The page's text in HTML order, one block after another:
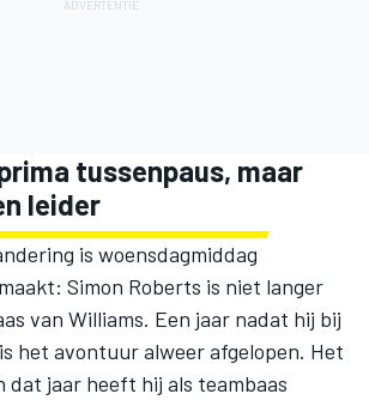
tussenpaus, maar
leider
is woensdagmiddag
Simon Roberts is niet langer
van Williams. Een jaar nadat hij bij
het avontuur alweer afgelopen. Het
dat jaar heeft hij als teambaas